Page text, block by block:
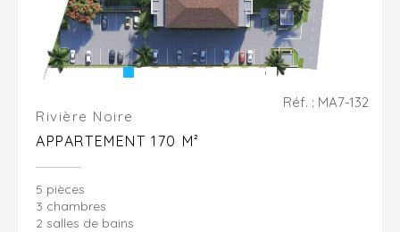
Rivière Noire
APPARTEMENT 170 M²
5 pièces
3 chambres
2 salles de bains
Réf. : MA7-132